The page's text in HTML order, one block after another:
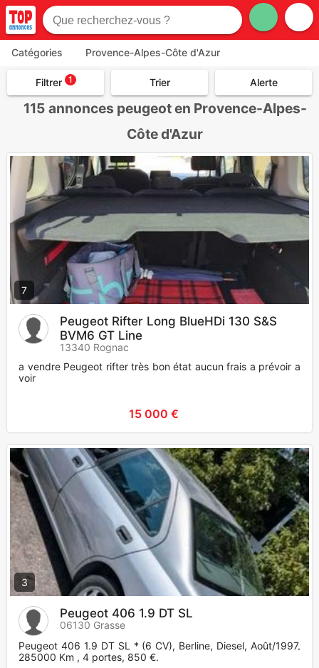
Catégories Provence-Alpes-Côte d'Azur
Filtrer 1 Trier Alerte
115 annonces peugeot en Provence-Alpes-
Côte d'Azur
7
Peugeot Rifter Long BlueHDi 130 S&S
BVM6 GT Line
13340 Rognac
a vendre Peugeot rifter très bon état aucun frais a prévoir a
voir
15 000 €
3
Peugeot 406 1.9 DT SL
06130 Grasse
Peugeot 406 1.9 DT SL * (6 CV), Berline, Diesel, Août/1997,
285000 Km , 4 portes, 850 €.